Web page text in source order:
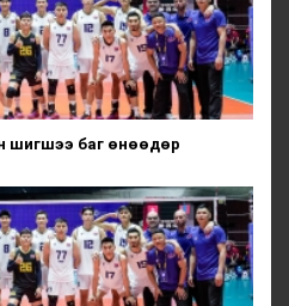
шигшээ баг өнөөдөр